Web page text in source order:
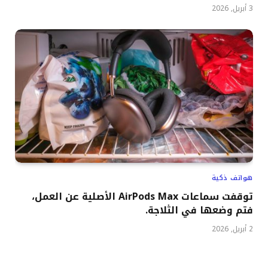
3 أبريل, 2026
هواتف ذكية
توقفت سماعات AirPods Max الأصلية عن العمل،
فتم وضعها في الثلاجة.
2 أبريل, 2026